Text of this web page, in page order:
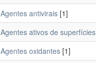
Agentes antivirais [1]
Agentes ativos de superfícies
Agentes oxidantes [1]